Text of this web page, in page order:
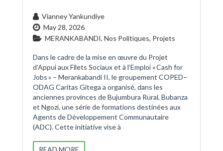
Vianney Yankundiye
May 28, 2026
MERANKABANDI, Nos Politiques, Projets
Dans le cadre de la mise en œuvre du Projet
d’Appui aux Filets Sociaux et à l’Emploi « Cash for
Jobs » – Merankabandi II, le groupement COPED–
ODAG Caritas Gitega a organisé, dans les
anciennes provinces de Bujumbura Rural, Bubanza
et Ngozi, une série de formations destinées aux
Agents de Développement Communautaire
(ADC). Cette initiative vise à
READ MORE